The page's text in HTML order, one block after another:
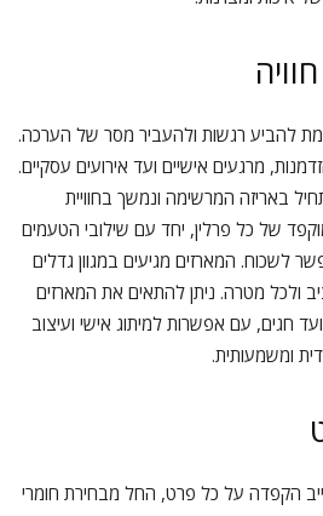
להביע רגשות ולהעביר מסר של הערכה.
מרגעים אישיים ועד אירועים עסקיים.
באריזה המרשימה ונמשך בחוויית
של כל פרלין, יחד עם שילובי הטעמים
לשכוח. המארזים מגיעים במגוון גדלים
ולכל מטרה. ניתן להתאים את המארזים
חגים, עם אפשרות למיתוג אישי ועיצוב
ומשמעותית.
הקפדה על כל פרט, החל מבחירת חומרי